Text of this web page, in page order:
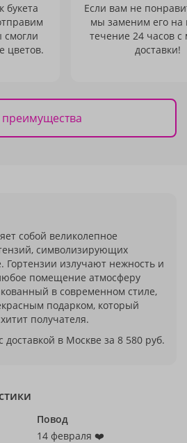
букета
смогли
цветов.
Если вам не
мы заменим его на
течение 24 часов с
доставки!
преимущества
собой великолепное
символизирующих
Гортензии излучают нежность и
помещение атмосферу
в современном стиле,
подарком, который
получателя.
доставкой в Москве за 8 580 руб.
Повод
14 февраля ❤️